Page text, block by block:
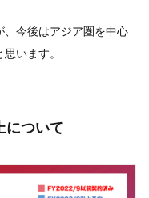
、今後はアジア圏を中心
います。
について